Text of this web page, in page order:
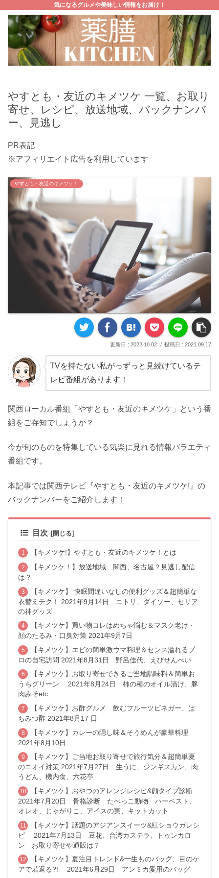
気になるグルメや美味しい情報をお届け！
やすとも・友近のキメツケ 一覧、お取り
寄せ、レシピ、放送地域、バックナンバ
ー、見逃し
PR表記
※アフィリエイト広告を利用しています
やすとも・友近のキメツケ！
2022.10.02 2021.09.17
TVを持たない私がっずっと見続けているテ
レビ番組があります！
関西ローカル番組「やすとも・友近のキメツケ」
という番
組をご存知でしょうか？
今が旬のものを特集している気楽に見れる情報バラエティ
番組です。
本記事では関西テレビ『やすとも・友近のキメツケ!』の
バックナンバーをご紹介します！
目次
【キメツケ!】やすとも・友近のキメツケ！とは
【キメツケ！】放送地域 関西、名古屋？見逃し配信
は？
【キメツケ】 快眠間違いなしの便利グッズ＆超簡単な
衣替えテク！ 2021年9月14日 ニトリ、ダイソー、セリア
の神グッズ
【キメツケ】買い物コレはめちゃ悩む＆マスク老け・
顔のたるみ・口臭対策 2021年9月7日
【キメツケ】エビの簡単激ウマ料理＆センス溢れるプ
ロの自宅訪問 2021年8月31日 野呂佳代、えびせんべい
【キメツケ】お取り寄せできるご当地調味料＆簡単お
うちグリーン 2021年8月24日 柿の種のオイル漬け、豚
肉みそetc
【キメツケ】お酢グルメ 飲むフルーツビネガー、は
ちみつ酢 2021年8月17 日
【キメツケ】カレーの隠し味＆そうめんが豪華料理
2021年8月10日
【キメツケ】ご当地お取り寄せで旅行気分＆超簡単夏
のニオイ対策 2021年7月27日 生うに、ジンギスカン、肉
うどん、機内食、六花亭
【キメツケ】おやつのアレンジレシピ&顔タイプ診断
2021年7月20日 骨格診断 たべっこ動物 ハーベスト、
オレオ、じゃがりこ、アイスの実、キットカット
【キメツケ】話題のアジアンスイーツ&紅ショウガレシ
ピ 2021年7月13日 豆花、台湾カステラ、トゥンカロ
ン お取り寄せや通販は？
【キメツケ】夏注目トレンド&一生ものバッグ、目のケ
アで若返る?! 2021年6月29日 アンミカ愛用のバッグ